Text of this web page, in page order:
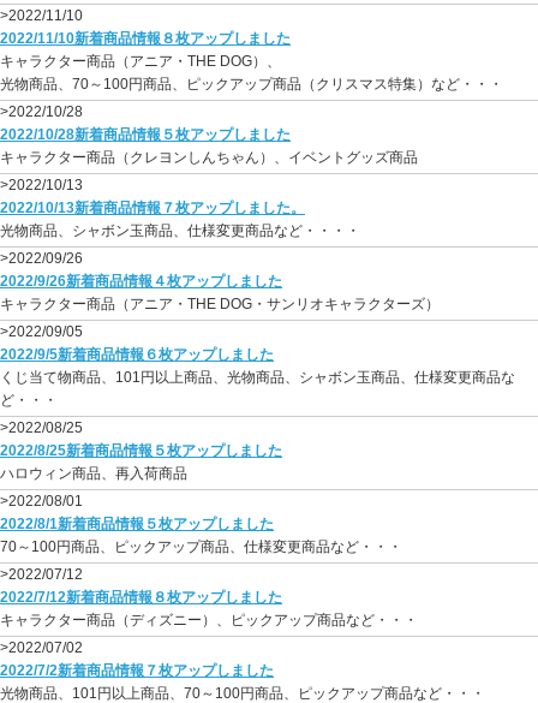
>2022/11/10
2022/11/10新着商品情報８枚アップしました
キャラクター商品（アニア・THE DOG）、
光物商品、70～100円商品、ピックアップ商品（クリスマス特集）など・・・
>2022/10/28
2022/10/28新着商品情報５枚アップしました
キャラクター商品（クレヨンしんちゃん）、イベントグッズ商品
>2022/10/13
2022/10/13新着商品情報７枚アップしました。
光物商品、シャボン玉商品、仕様変更商品など・・・・
>2022/09/26
2022/9/26新着商品情報４枚アップしました
キャラクター商品（アニア・THE DOG・サンリオキャラクターズ）
>2022/09/05
2022/9/5新着商品情報６枚アップしました
くじ当て物商品、101円以上商品、光物商品、シャボン玉商品、仕様変更商品な
ど・・・
>2022/08/25
2022/8/25新着商品情報５枚アップしました
ハロウィン商品、再入荷商品
>2022/08/01
2022/8/1新着商品情報５枚アップしました
70～100円商品、ピックアップ商品、仕様変更商品など・・・
>2022/07/12
2022/7/12新着商品情報８枚アップしました
キャラクター商品（ディズニー）、ピックアップ商品など・・・
>2022/07/02
2022/7/2新着商品情報７枚アップしました
光物商品、101円以上商品、70～100円商品、ピックアップ商品など・・・